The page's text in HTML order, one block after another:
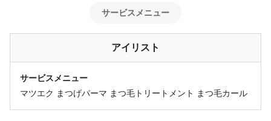
サービスメニュー
アイリスト
サービスメニュー
マツエク まつげパーマ まつ毛トリートメント まつ毛カール